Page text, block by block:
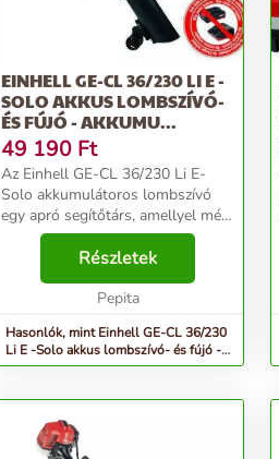
EINHELL GE-CL 36/230 LI E -
SOLO AKKUS LOMBSZÍVÓ-
ÉS FÚJÓ - AKKUMU...
49 190 Ft
Az Einhell GE-CL 36/230 Li E-
Solo akkumulátoros lombszívó
egy apró segítőtárs, amellyel még
a nehezebb kerti munkák
elvégzése sem jelenthet
problémát. A készüléket
használva pillanatok alatt
Részletek
Pepita
Hasonlók, mint Einhell GE-CL 36/230
Li E -Solo akkus lombszívó- és fújó -
akkumu...